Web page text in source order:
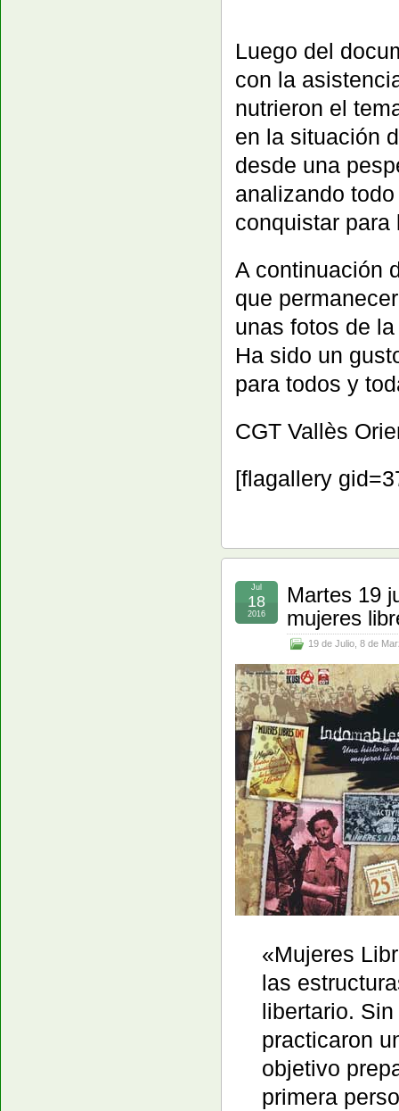
Luego del
con la
nutrieron el
en la situación
desde una
analizando
conquistar para
A continuación
que
unas fotos de
Ha sido un
para todos y
CGT Vallès
[flagallery
Martes 19
mujeres
19 de Julio 8 de
Jul
18
2016
«Mujeres
las
libertario.
practicaron
objetivo
primera